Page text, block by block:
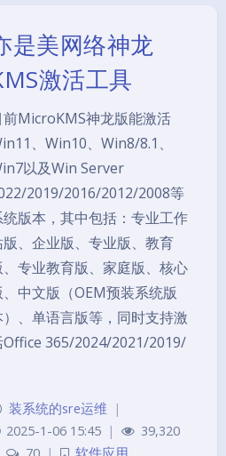
是美网络神龙
激活工具
前MicroKMS神龙版能激活
、Win10、Win8/8.1、
以及Win Server
2019/2016/2012/2008等
统版本，其中包括：专业工作
版、企业版、专业版、教育
、专业教育版、家庭版、核心
、中文版（OEM预装系统版
）、单语言版等，同时支持激
Office 365/2024/2021/2019/
装系统的sre运维
|
2025-1-06 15:45 |
39,320